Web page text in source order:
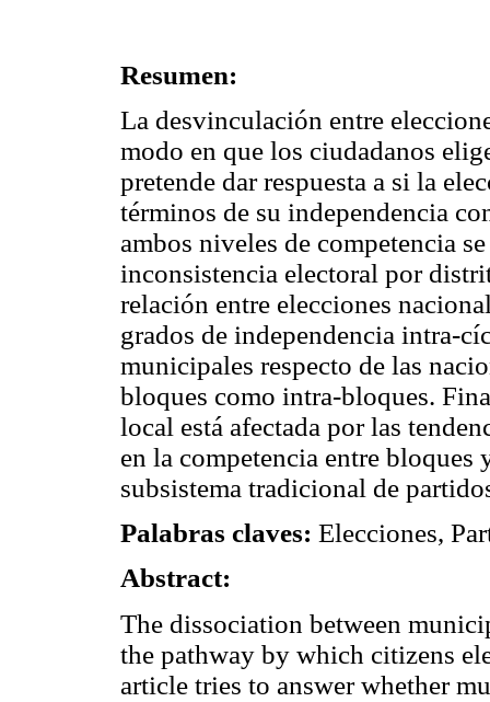
Resumen:
La desvinculación entre
modo en que los ciudadanos
pretende dar respuesta a si la
términos de su independencia
ambos niveles de competencia
inconsistencia electoral por
relación entre elecciones
grados de independencia intra-
municipales respecto de las
bloques como intra-bloques.
local está afectada por las
en la competencia entre
subsistema tradicional de
Palabras claves: Elecciones,
Abstract:
The dissociation between
the pathway by which citizens
article tries to answer whether